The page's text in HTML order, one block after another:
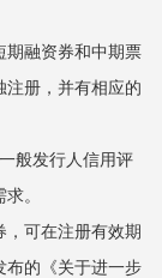
期融资券和中期票
注册，并有相应的
般发行人信用评
。
，可在注册有效期
布的《关于进一步